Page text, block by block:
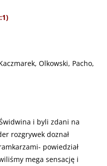
Olkowski, Pacho,
i byli zdani na
rozgrywek doznał
powiedział
mega sensację i